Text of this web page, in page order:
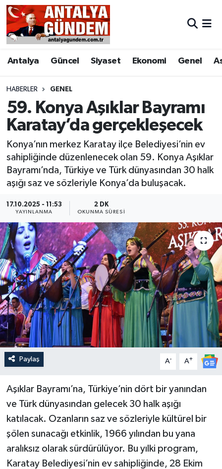
Antalya Güncel Siyaset Ekonomi Genel
HABERLER GENEL
59. Konya Aşıklar Bayramı
Karatay’da gerçekleşecek
Konya’nın merkez Karatay ilçe Belediyesi’nin ev
sahipliğinde düzenlenecek olan 59. Konya Aşıklar
Bayramı’nda, Türkiye ve Türk dünyasından 30 halk
aşığı saz ve sözleriyle Konya’da buluşacak.
17.10.2025 - 11:53
YAYINLANMA
2 DK
OKUNMA SÜRESI
Paylaş A- A+
Aşıklar Bayramı’na, Türkiye’nin dört bir yanından
ve Türk dünyasından gelecek 30 halk aşığı
katılacak. Ozanların saz ve sözleriyle kültürel bir
şölen sunacağı etkinlik, 1966 yılından bu yana
aralıksız olarak sürdürülüyor. Bu yılki program,
Karatay Belediyesi’nin ev sahipliğinde, 28 Ekim
Antalya
Asayiş
Bilim & Teknoloji
Bölge
EĞİTİM
Ekonomi
Görüntülü Haber
Güncel
Kültür & Sanat
Magazin
Resmi İlan
Sağlık & Yaşam
Siyaset
Spor
Antalya Nöbetçi Eczaneler
Antalya Hava Durumu
Antalya Namaz Vakitleri
Antalya Trafik Yoğunluk Haritası
Süper Lig Puan Durumu ve Fikstür
Tüm Manşetler
Son Dakika Haberleri
Haber Arşivi